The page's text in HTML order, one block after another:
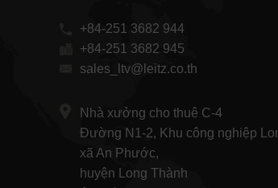
+84-251 3682 944
+84-251 3682 945
sales_ltv@leitz.co.th
Nhà xưởng cho thuê C-4
Đường N1-2, Khu công nghiệp
xã An Phước,
huyện Long Thành